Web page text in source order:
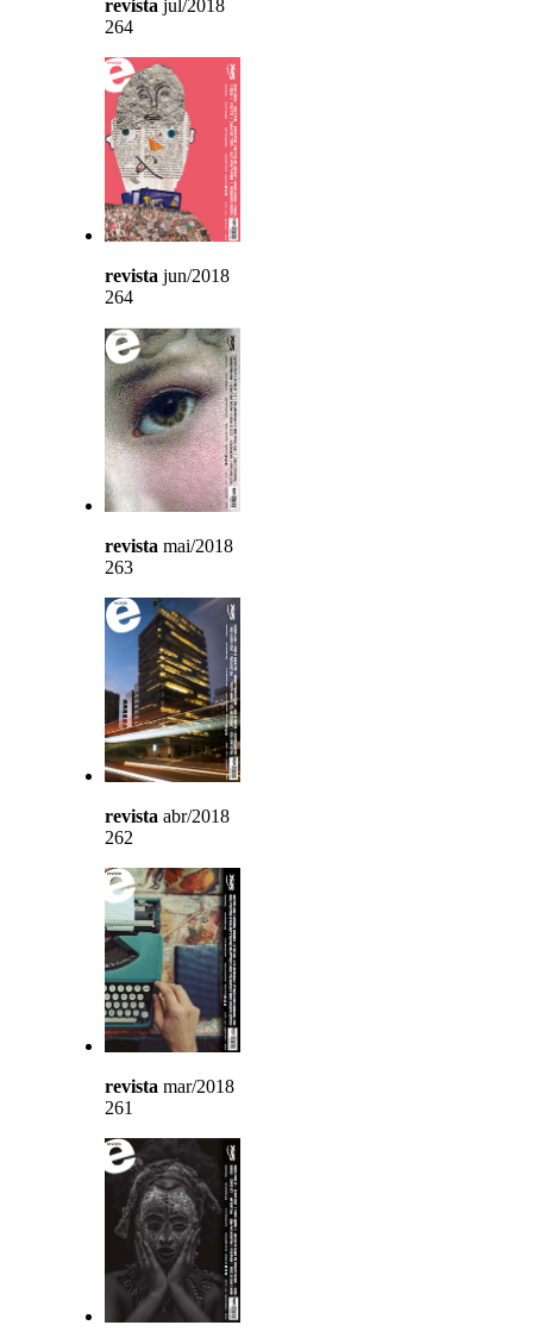
revista jul/2018
264
revista jun/2018
264
revista mai/2018
263
revista abr/2018
262
revista mar/2018
261